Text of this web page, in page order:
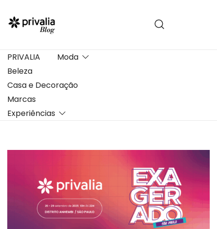
conteúdo
PRIVALIA
Moda
Beleza
Casa e Decoração
Marcas
Experiências